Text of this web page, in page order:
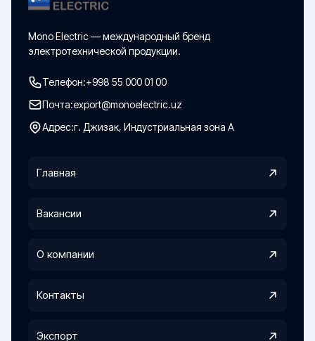
Mono Electric — международный бренд
электротехнической продукции.
Телефон:+998 55 000 01 00
Почта:export@monoelectric.uz
Адрес:г. Джизак, Индустриальная зона А
Главная
Вакансии
О компании
Контакты
Экспорт